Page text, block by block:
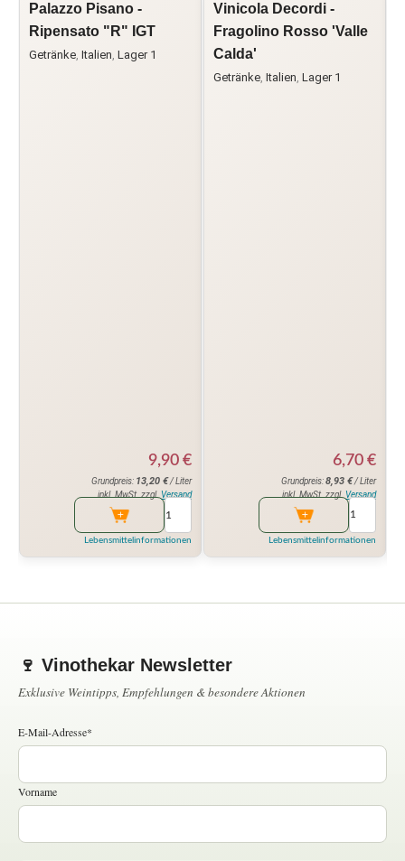
Palazzo Pisano -
Ripensato "R" IGT
Getränke, Italien, Lager 1
9,90 €
Grundpreis: 13,20 €/ Liter
inkl. MwSt. zzgl. Versand
Lebensmittelinformationen
Vinicola Decordi -
Fragolino Rosso 'Valle
Calda'
Getränke, Italien, Lager 1
6,70 €
Grundpreis:8,93 €/ Liter
inkl. MwSt. zzgl. Versand
Lebensmittelinformationen
🍷 Vinothekar Newsletter
Exklusive Weintipps, Empfehlungen & besondere Aktionen
E-Mail-Adresse*
Vorname